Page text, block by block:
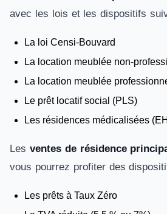
avec les lois et les dispositifs
La loi Censi-Bouvard
La location meublée non-
La location meublée
Le prêt locatif social (PLS)
Les résidences médicalisées
Les ventes de résidence
vous pourrez profiter des
Les prêts à Taux Zéro